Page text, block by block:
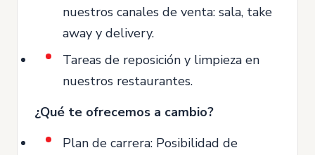
nuestros canales de venta: sala, take
away y delivery.
Tareas de reposición y limpieza en
nuestros restaurantes.
¿Qué te ofrecemos a cambio?
Plan de carrera: Posibilidad de